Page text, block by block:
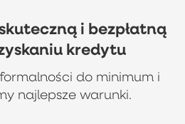
i bezpłatną
kredytu
do minimum i
najlepsze warunki.